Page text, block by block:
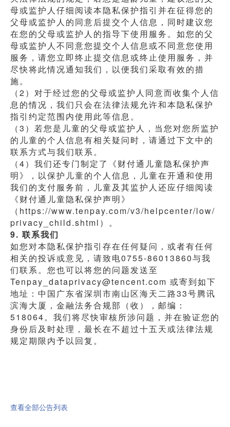
母或监护人仔细阅读本隐私保护指引并在征得您的
父母或监护人的同意后提交个人信息，同时建议您
在您的父母或监护人的指导下使用服务。如您的父
母或监护人不同意您提交个人信息或不同意您使用
服务，请您立即终止提交信息或终止使用服务，并
尽快将此情况通知我们，以便我们采取有效的措
施。
（2）对于经过您的父母或监护人同意而收集个人信
息的情况，我们只会在法律法规允许和本隐私保护
指引约定范围内使用此等信息。
（3）若您是儿童的父母或监护人，当您对您所监护
的儿童的个人信息有相关疑问时，请通过下文中的
联系方式与我们联系。
（4）我们还专门制定了《财付通儿童隐私保护声
明》，以保护儿童的个人信息，儿童在开通和使用
我们的支付服务前，儿童及其监护人还应仔细阅读
《财付通儿童隐私保护声明》
（https://www.tenpay.com/v3/helpcenter/low/
privacy_child.shtml）。
9. 联系我们
如您对本隐私保护指引存在任何疑问，或者有任何
相关的投诉或意见，请致电0755-86013860与我
们联系。您也可以将您的问题发送至
Tenpay_dataprivacy@tencent.com 或寄到如下
地址：中国广东省深圳市南山区海天二路33号腾讯
滨海大厦，金融法务合规部（收），邮编：
518064。我们将尽快审核所涉问题，并在验证您的
身份后及时处理，最长在不超过十五天或法律法规
规定期限内予以回复。
查看全部公告列表